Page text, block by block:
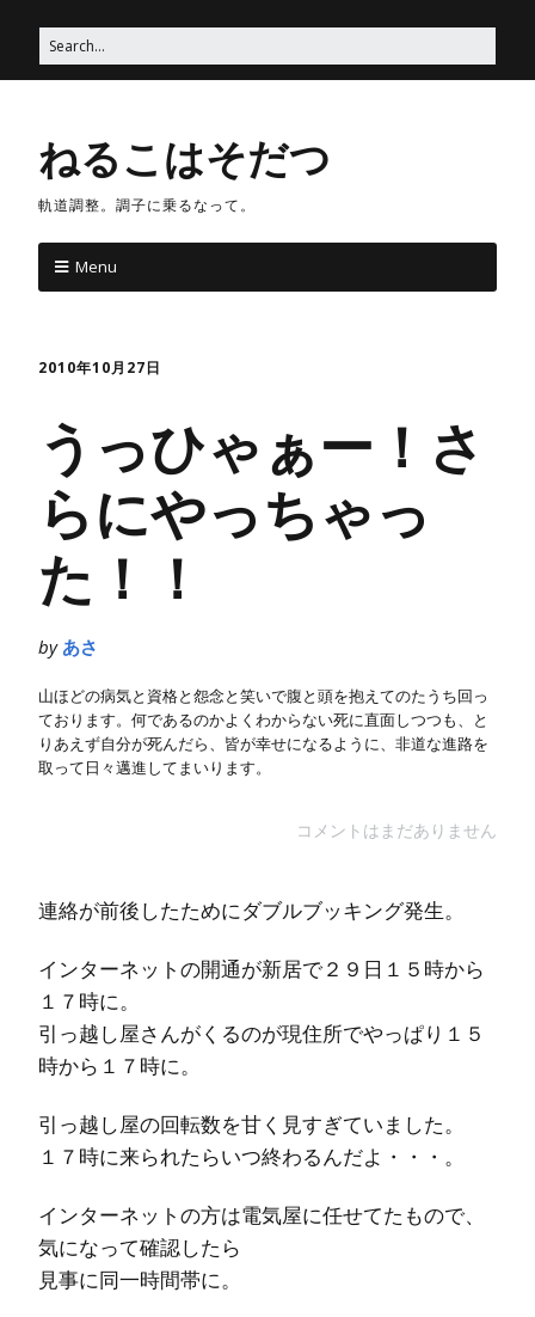
ねるこはそだつ
軌道調整。調子に乗るなって。
Menu
2010年10月27日
うっひゃぁー！さ
らにやっちゃっ
た！！
by あさ
山ほどの病気と資格と怨念と笑いで腹と頭を抱えてのたうち回っ
ております。何であるのかよくわからない死に直面しつつも、と
りあえず自分が死んだら、皆が幸せになるように、非道な進路を
取って日々邁進してまいります。
コメントはまだありません
連絡が前後したためにダブルブッキング発生。
インターネットの開通が新居で２９日１５時から
１７時に。
引っ越し屋さんがくるのが現住所でやっぱり１５
時から１７時に。
引っ越し屋の回転数を甘く見すぎていました。
１７時に来られたらいつ終わるんだよ・・・。
インターネットの方は電気屋に任せてたもので、
気になって確認したら
見事に同一時間帯に。